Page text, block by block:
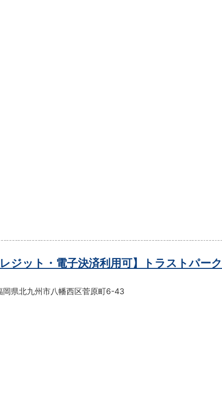
レジット・電子決済利用可】トラストパー
岡県北九州市八幡西区菅原町6-43